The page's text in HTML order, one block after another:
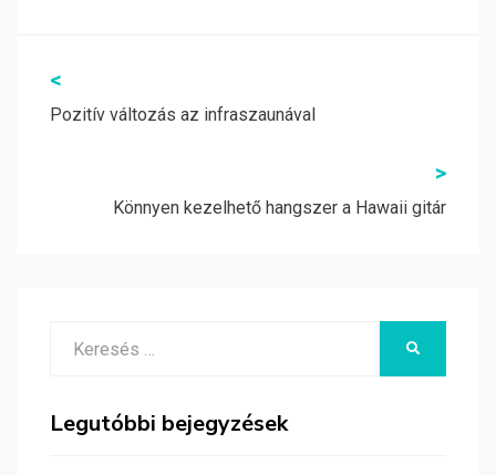
Bejegyzés
navigáció
<
Pozitív változás az infraszaunával
>
Könnyen kezelhető hangszer a Hawaii gitár
Legutóbbi bejegyzések